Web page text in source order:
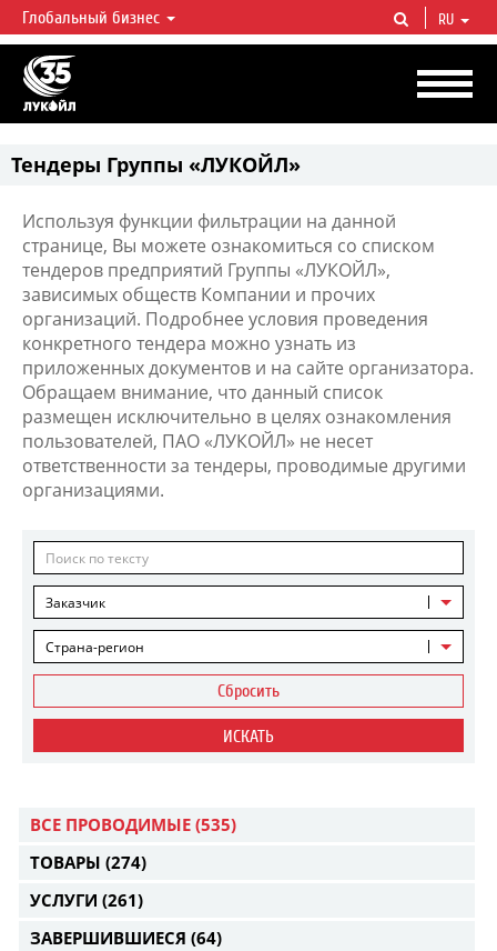
ЛУКОЙЛ СЕГОДНЯ
ЛУКОЙЛ — одна из крупнейших вертикально интегрированных
нефтегазовых компаний в мире, на долю которой приходится более 2%
мировой добычи нефти и около 1% доказанных запасов углеводородов.
Глобальный бизнес RU
Тендеры Группы «ЛУКОЙЛ»
Используя функции фильтрации на данной
странице, Вы можете ознакомиться со списком
тендеров предприятий Группы «ЛУКОЙЛ»,
зависимых обществ Компании и прочих
организаций. Подробнее условия проведения
конкретного тендера можно узнать из
приложенных документов и на сайте организатора.
Обращаем внимание, что данный список
размещен исключительно в целях ознакомления
пользователей, ПАО «ЛУКОЙЛ» не несет
ответственности за тендеры, проводимые другими
организациями.
Заказчик
Страна-регион
Сбросить
ИСКАТЬ
ВСЕ ПРОВОДИМЫЕ (535)
ТОВАРЫ (274)
УСЛУГИ (261)
ЗАВЕРШИВШИЕСЯ (64)